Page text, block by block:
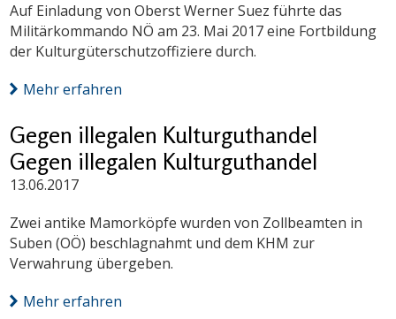
Auf Einladung von Oberst Werner Suez führte das
Militärkommando NÖ am 23. Mai 2017 eine Fortbildung
der Kulturgüterschutzoffiziere durch.
Mehr erfahren
Gegen illegalen Kulturguthandel
Gegen illegalen Kulturguthandel
13.06.2017
Zwei antike Mamorköpfe wurden von Zollbeamten in
Suben (OÖ) beschlagnahmt und dem KHM zur
Verwahrung übergeben.
Mehr erfahren